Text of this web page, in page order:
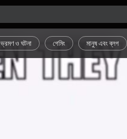
ভ্রমণ ও ঘটনা গেমিং মানুষ এবং ব্লগ